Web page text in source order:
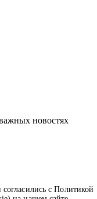
с Политикой
новостях